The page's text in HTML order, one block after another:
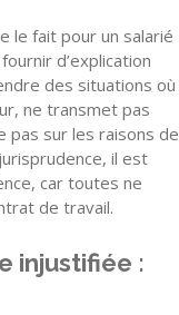
le fait pour un salarié
d’explication
des situations où
ne transmet pas
pas sur les raisons de
il est
car toutes ne
de travail.
injustifiée :